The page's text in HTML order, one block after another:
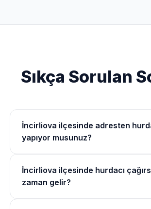
Sıkça Sorulan
İncirliova ilçesinde adresten hurda
yapıyor musunuz?
Osmanbükü Mahallesi, Cumhuriyet
Arpadere Mahallesi, Gerenkova
olmak üzere toplam 28 mahallede
İncirliova ilçesinde hurdacı
zaman gelir?